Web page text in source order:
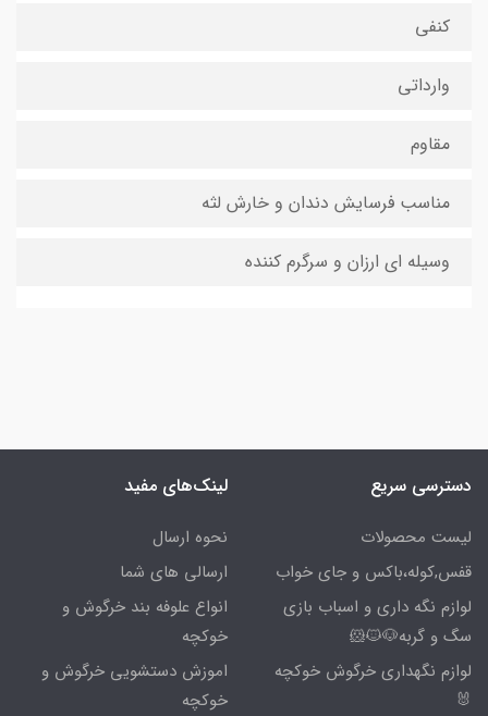
کنفی
وارداتی
مقاوم
مناسب فرسایش دندان و خارش لثه
وسیله ای ارزان و سرگرم کننده
دسترسی سریع
لیست محصولات
قفس,کوله،باکس و جای خواب
لوازم نگه داری و اسباب بازی
سگ و گربه🐶🐱🐹
لوازم نگهداری خرگوش خوکچه
🐰
لینک‌های مفید
نحوه ارسال
ارسالی های شما
انواع علوفه بند خرگوش و
خوکچه
اموزش دستشویی خرگوش و
خوکچه